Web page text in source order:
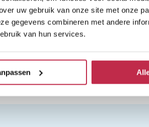
uw gebruik van onze site met onze
gegevens combineren met andere
van hun services.
je hoe CRM- en
directe informatie bij
Je krijgt inzicht in de
koppeling eenvoudig